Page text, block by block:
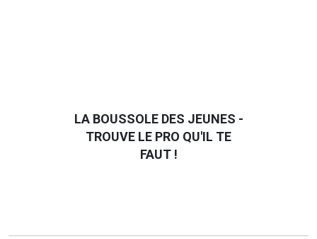
LA BOUSSOLE DES JEUNES -
TROUVE LE PRO QU'IL TE
FAUT !